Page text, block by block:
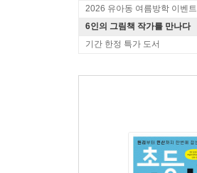
2026 유아동 여름방학 이벤트
6인의 그림책 작가를 만나다
기간 한정 특가 도서